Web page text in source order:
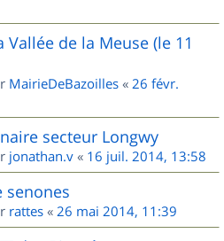
Vallée de la Meuse (le 11
MairieDeBazoilles « 26 févr.
secteur Longwy
jonathan.v « 16 juil. 2014, 13:58
senones
rattes « 26 mai 2014, 11:39